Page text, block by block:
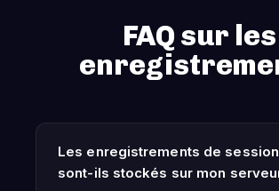
FAQ sur les
Les enregistrements de
sont-ils stockés sur mon